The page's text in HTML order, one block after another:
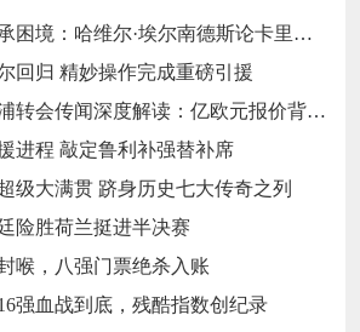
哈维尔·埃尔南德斯论卡里克执教与红魔精神变迁‌
回归 精妙操作完成重磅引援
闻深度解读：亿欧元报价背后的战略博弈与市场逻辑‌
进程 敲定鲁利补强替补席
级大满贯 跻身历史七大传奇之列
险胜荷兰挺进半决赛
喉，八强门票绝杀入账
强血战到底，残酷指数创纪录